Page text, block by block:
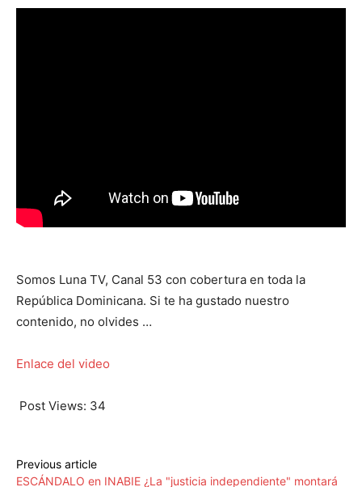
Somos Luna TV, Canal 53 con cobertura en toda la
República Dominicana. Si te ha gustado nuestro
contenido, no olvides …
Enlace del video
Post Views: 34
Previous article
ESCÁNDALO en INABIE ¿La "justicia independiente" montará